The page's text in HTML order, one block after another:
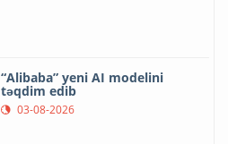
“Alibaba” yeni AI modelini
təqdim edib
03-08-2026